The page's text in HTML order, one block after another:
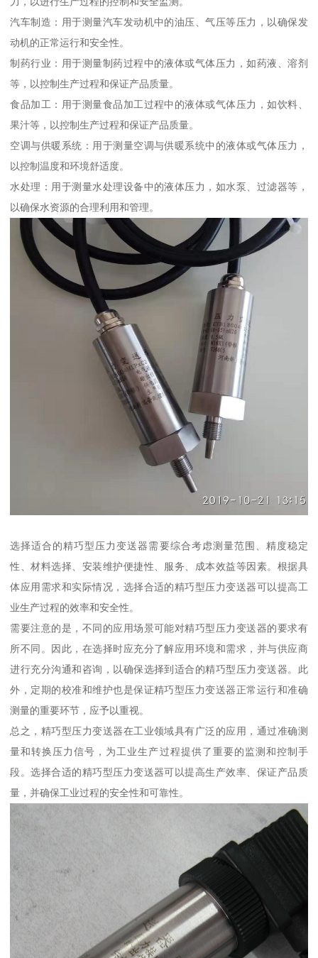
汽车制造：用于测量汽车发动机中的油压、气压等压力，以确保发
动机的正常运行和安全性。
制药行业：用于测量制药过程中的液体或气体压力，如药液、溶剂
等，以控制生产过程和保证产品质量。
食品加工：用于测量食品加工过程中的液体或气体压力，如饮料、
果汁等，以控制生产过程和保证产品质量。
空调与供暖系统：用于测量空调与供暖系统中的液体或气体压力，
以控制温度和环境舒适度。
水处理：用于测量水处理设备中的液体压力，如水泵、过滤器等，
以确保水资源的合理利用和管理。
选择适合的精巧型压力变送器需要综合考虑测量范围、精度稳定
性、材料选择、安装维护便捷性、服务、成本效益等因素。根据具
体应用需求和实际情况，选择合适的精巧型压力变送器可以提高工
业生产过程的效率和安全性。
需要注意的是，不同的应用场景可能对精巧型压力变送器的要求有
所不同。因此，在选择时应充分了解应用环境和需求，并与供应商
进行充分沟通和咨询，以确保选择到适合的精巧型压力变送器。此
外，定期的校准和维护也是保证精巧型压力变送器正常运行和准确
测量的重要环节，应予以重视。
总之，精巧型压力变送器在工业领域具有广泛的应用，通过准确测
量和转换压力信号，为工业生产过程提供了重要的监测和控制手
段。选择合适的精巧型压力变送器可以提高生产效率、保证产品质
量，并确保工业过程的安全性和可靠性。